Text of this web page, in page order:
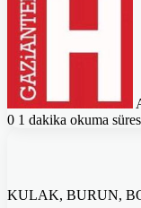
0 1 dakika okuma
KULAK, BURUN,